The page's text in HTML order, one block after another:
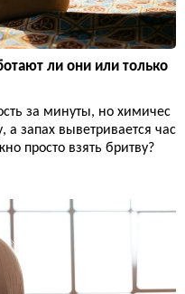
ли они или только
за минуты, но химичес
а запах выветривается час
просто взять бритву?